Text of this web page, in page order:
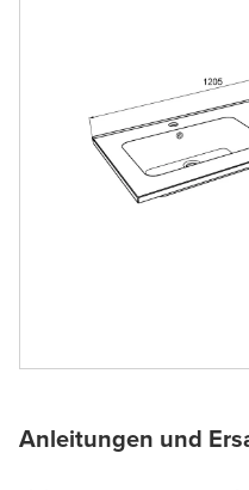
Anleitungen und